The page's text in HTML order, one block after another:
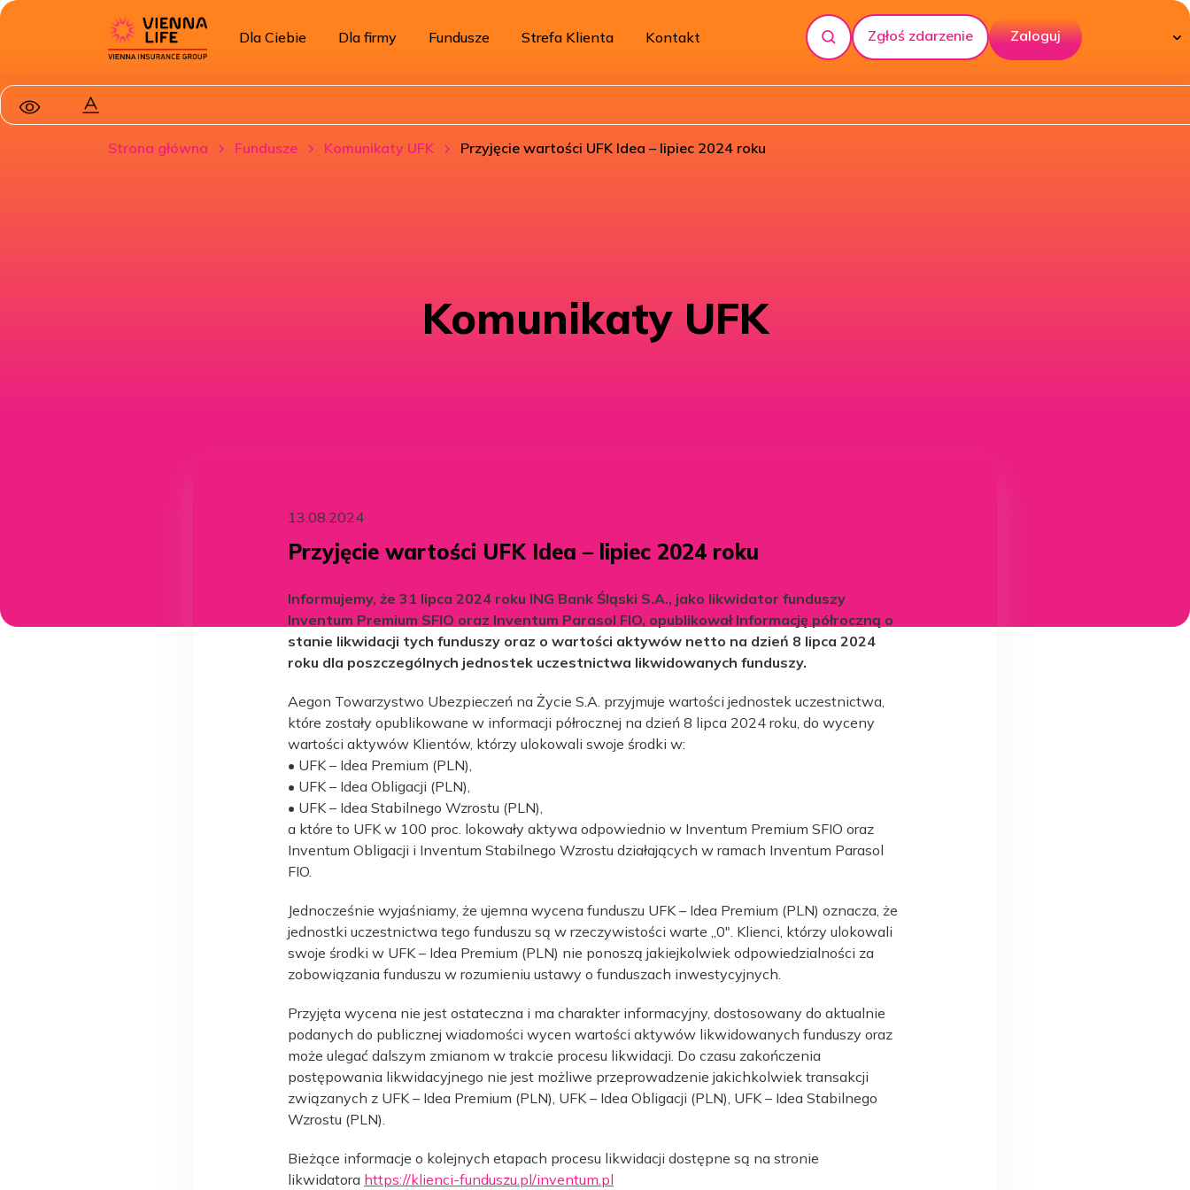
Dla Ciebie Dla firmy Fundusze Strefa Klienta Kontakt
Szukaj
Zgłoś zdarzenie Zaloguj
Strona główna Fundusze Komunikaty UFK Przyjęcie wartości UFK Idea – lipiec 2024 roku
Komunikaty UFK
13.08.2024
Przyjęcie wartości UFK Idea – lipiec 2024 roku
Informujemy, że 31 lipca 2024 roku ING Bank Śląski S.A., jako likwidator funduszy
Inventum Premium SFIO oraz Inventum Parasol FIO, opublikował Informację półroczną o
stanie likwidacji tych funduszy oraz o wartości aktywów netto na dzień 8 lipca 2024
roku dla poszczególnych jednostek uczestnictwa likwidowanych funduszy.
Aegon Towarzystwo Ubezpieczeń na Życie S.A. przyjmuje wartości jednostek uczestnictwa,
które zostały opublikowane w informacji półrocznej na dzień 8 lipca 2024 roku, do wyceny
wartości aktywów Klientów, którzy ulokowali swoje środki w:
• UFK – Idea Premium (PLN),
• UFK – Idea Obligacji (PLN),
• UFK – Idea Stabilnego Wzrostu (PLN),
a które to UFK w 100 proc. lokowały aktywa odpowiednio w Inventum Premium SFIO oraz
Inventum Obligacji i Inventum Stabilnego Wzrostu działających w ramach Inventum Parasol
FIO.
Jednocześnie wyjaśniamy, że ujemna wycena funduszu UFK – Idea Premium (PLN) oznacza, że
jednostki uczestnictwa tego funduszu są w rzeczywistości warte „0″. Klienci, którzy ulokowali
swoje środki w UFK – Idea Premium (PLN) nie ponoszą jakiejkolwiek odpowiedzialności za
zobowiązania funduszu w rozumieniu ustawy o funduszach inwestycyjnych.
Przyjęta wycena nie jest ostateczna i ma charakter informacyjny, dostosowany do aktualnie
podanych do publicznej wiadomości wycen wartości aktywów likwidowanych funduszy oraz
może ulegać dalszym zmianom w trakcie procesu likwidacji. Do czasu zakończenia
postępowania likwidacyjnego nie jest możliwe przeprowadzenie jakichkolwiek transakcji
związanych z UFK – Idea Premium (PLN), UFK – Idea Obligacji (PLN), UFK – Idea Stabilnego
Wzrostu (PLN).
Bieżące informacje o kolejnych etapach procesu likwidacji dostępne są na stronie
likwidatora https://klienci-funduszu.pl/inventum.pl